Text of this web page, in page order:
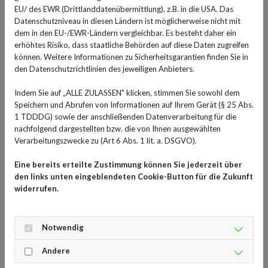
Doch wie komme ich aus dem Tief wieder heraus?
Niemand möchte gerne der Griesgram sein, der mit
hängenden Mundwinkeln durch die Gegend läuft. Denn
schlechte Laune beeinflusst nicht nur die missgelaunte
Tipps gilt es zu beherzigen, um die Stimmung wieder zu
steigern.
Durch genügend Schlaf zur
besseren Laune
Natürlich wird von niemandem erwartet, dass er oder sie
Alltag lässt sich leichter bewältigen, wenn die Stimmung
gut oder sogar sehr gut ist. Dazu gehört es, die Ursachen
für die schlechte Laune zu erkennen, um sie bekämpfen
zu können. Wer sehr viel Stress hat und unausgeruht ist,
EU/ des EWR (Drittlanddatenübermittlung), z.B. in die USA. Das
Datenschutzniveau in diesen Ländern ist möglicherweise nicht mit
dem in den EU-/EWR-Ländern vergleichbar. Es besteht daher ein
erhöhtes Risiko, dass staatliche Behörden auf diese Daten zugreifen
können. Weitere Informationen zu Sicherheitsgarantien finden Sie in
den Datenschutzrichtlinien des jeweiligen Anbieters.
Indem Sie auf „ALLE ZULASSEN" klicken, stimmen Sie sowohl dem
Speichern und Abrufen von Informationen auf Ihrem Gerät (§ 25 Abs.
1 TDDDG) sowie der anschließenden Datenverarbeitung für die
nachfolgend dargestellten bzw. die von Ihnen ausgewählten
Verarbeitungszwecke zu (Art 6 Abs. 1 lit. a. DSGVO).
Eine bereits erteilte Zustimmung können Sie jederzeit über
den links unten eingeblendeten Cookie-Button für die Zukunft
widerrufen.
Notwendig
Andere